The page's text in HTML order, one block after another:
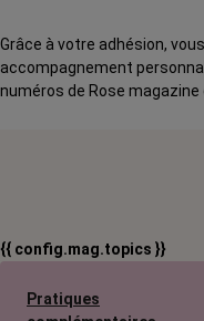
Grâce à votre adhésion,
accompagnement
numéros de Rose magazine
{{ config.mag.topics }}
Pratiques